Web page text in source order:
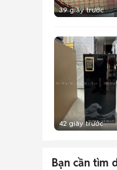
39 giây trước
42 giây trước
Bạn cần tìm